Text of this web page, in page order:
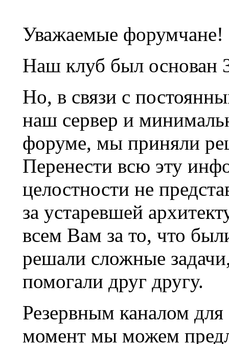
Уважаемые форумчане!
Наш клуб был основан
Но, в связи с
наш сервер и
форуме, мы приняли
Перенести всю эту
целостности не
за устаревшей
всем Вам за то, что
решали сложные
помогали друг другу.
Резервным каналом
момент мы можем